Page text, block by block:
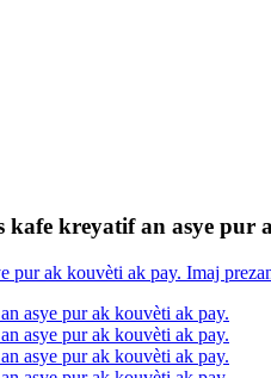
kafe kreyatif an asye pur